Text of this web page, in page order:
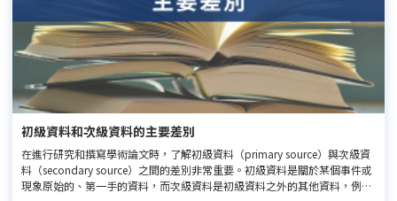
初級資料和次級資料的主要差別
在進行研究和撰寫學術論文時，了解初級資料（primary source）與次級資
料（secondary source）之間的差別非常重要。初級資料是關於某個事件或
現象原始的、第一手的資料，而次級資料是初級資料之外的其他資料，例如